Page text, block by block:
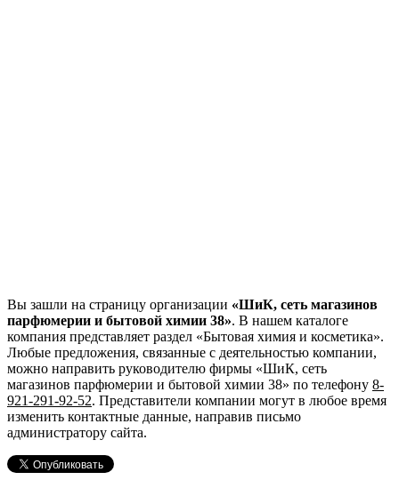
Вы зашли на страницу организации «ШиК, сеть магазинов
парфюмерии и бытовой химии 38». В нашем каталоге
компания представляет раздел «Бытовая химия и косметика».
Любые предложения, связанные с деятельностью компании,
можно направить руководителю фирмы «ШиК, сеть
магазинов парфюмерии и бытовой химии 38» по телефону 8-
921-291-92-52. Представители компании могут в любое время
изменить контактные данные, направив письмо
администратору сайта.